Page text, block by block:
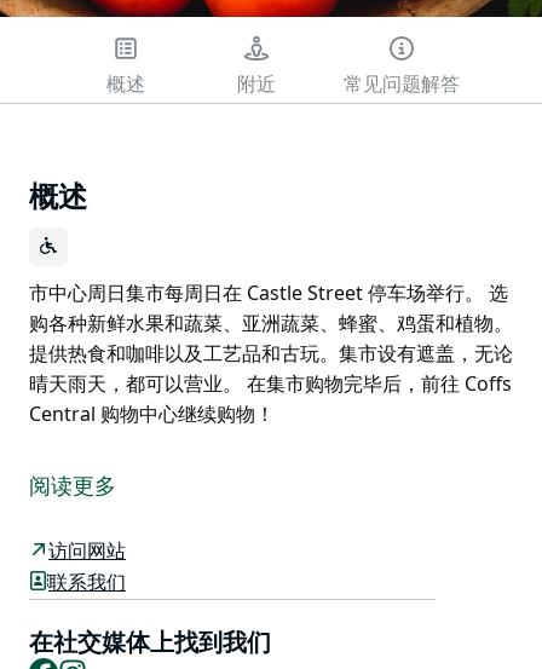
概述 附近 常见问题解答
概述
市中心周日集市每周日在 Castle Street 停车场举行。 选
购各种新鲜水果和蔬菜、亚洲蔬菜、蜂蜜、鸡蛋和植物。
提供热食和咖啡以及工艺品和古玩。集市设有遮盖，无论
晴天雨天，都可以营业。 在集市购物完毕后，前往 Coffs
Central 购物中心继续购物！
选购各种新鲜水果和蔬菜、亚洲蔬菜、蜂蜜、鸡蛋和植
无论晴天雨天，都可以营业。
在集市购物完毕后，前往 Coffs Central 购物中心继续购
阅读更多
访问网站
联系我们
在社交媒体上找到我们